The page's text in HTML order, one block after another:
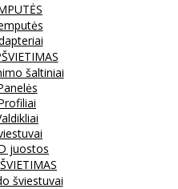
šaltiniai
juostos
šviestuvai